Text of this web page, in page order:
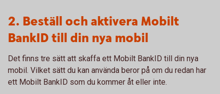
2. Beställ och aktivera Mobilt
BankID till din nya mobil
Det finns tre sätt att skaffa ett Mobilt BankID till din nya
mobil. Vilket sätt du kan använda beror på om du redan har
ett Mobilt BankID som du kommer åt eller inte.